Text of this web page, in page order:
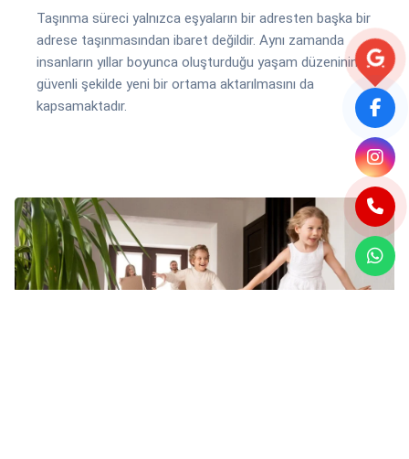
Taşınma süreci yalnızca eşyaların bir adresten başka bir
adrese taşınmasından ibaret değildir. Aynı zamanda
insanların yıllar boyunca oluşturduğu yaşam düzeninin
güvenli şekilde yeni bir ortama aktarılmasını da
kapsamaktadır.